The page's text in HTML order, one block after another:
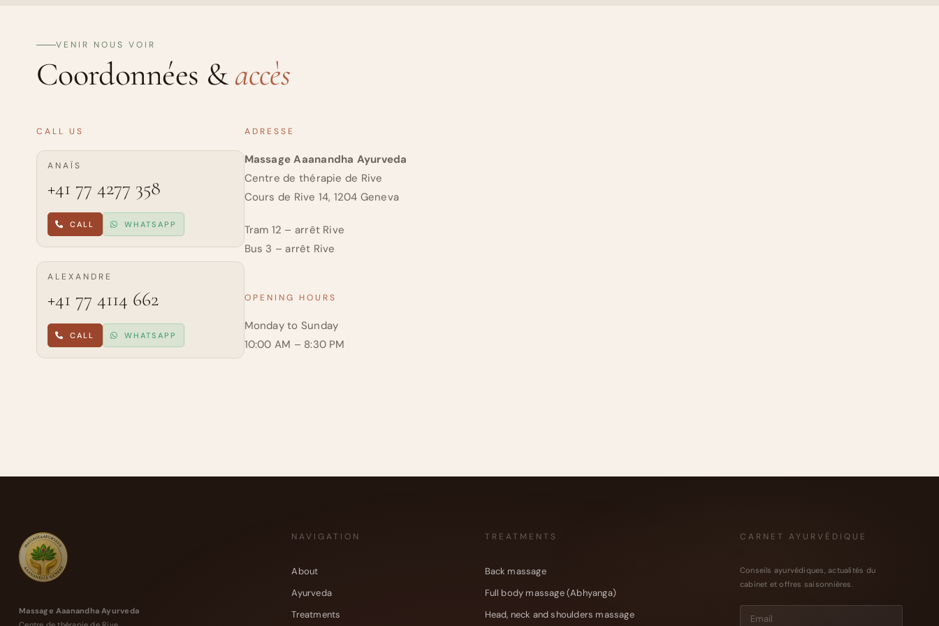
VENIR NOUS VOIR
Coordonnées &accès
CALL US
ANAÏS
+41 77 4277 358
CALL WHATSAPP
ALEXANDRE
+41 77 4114 662
CALL WHATSAPP
ADRESSE
Massage Aaanandha Ayurveda
Centre de thérapie de Rive
Cours de Rive 14, 1204 Geneva
Tram 12 – arrêt Rive
Bus 3 – arrêt Rive
OPENING HOURS
Monday to Sunday
10:00 AM – 8:30 PM
Massage Aaanandha Ayurveda
NAVIGATION
About
Ayurveda
Treatments
TREATMENTS
Back massage
Full body massage (Abhyanga)
Head, neck and shoulders massage
CARNET AYURVÉDIQUE
Conseils ayurvédiques, actualités du
cabinet et offres saisonnières.